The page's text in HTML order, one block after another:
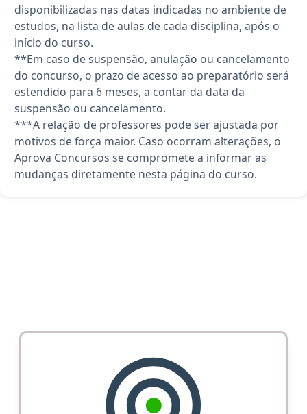
disponibilizadas nas datas indicadas no ambiente de
estudos, na lista de aulas de cada disciplina, após o
início do curso.
**Em caso de suspensão, anulação ou cancelamento
do concurso, o prazo de acesso ao preparatório será
estendido para 6 meses, a contar da data da
suspensão ou cancelamento.
***A relação de professores pode ser ajustada por
motivos de força maior. Caso ocorram alterações, o
Aprova Concursos se compromete a informar as
mudanças diretamente nesta página do curso.